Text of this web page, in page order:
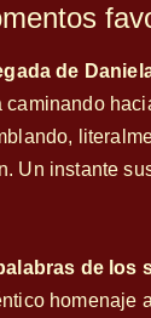
de
caminando
Un instante
de los
homenaje